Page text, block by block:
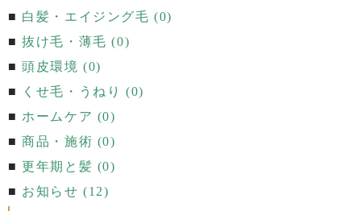
白髪・エイジング毛 (0)
抜け毛・薄毛 (0)
頭皮環境 (0)
くせ毛・うねり (0)
ホームケア (0)
商品・施術 (0)
更年期と髪 (0)
お知らせ (12)